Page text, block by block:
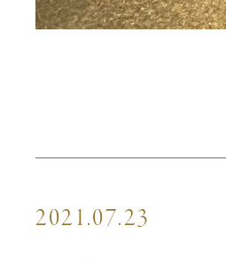
2021.07.23